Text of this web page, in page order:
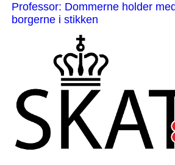
Professor: Dommerne holder
borgerne i stikken